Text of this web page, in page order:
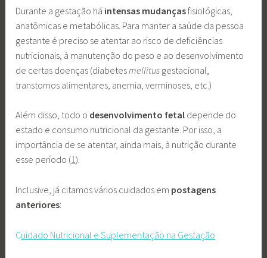
Durante a gestação há intensas mudançasfisiológicas,
anatômicas e metabólicas. Para manter a saúde da pessoa
gestante é preciso se atentar ao risco de deficiências
nutricionais, à manutenção do peso e ao desenvolvimento
de certas doenças (diabetes mellitus gestacional,
transtornos alimentares, anemia, verminoses, etc.)
Além disso, todo o desenvolvimento fetal depende do
estado e consumo nutricional da gestante. Por isso, a
importância de se atentar, ainda mais, à nutrição durante
esse período (1).
Inclusive, já citamos vários cuidados em postagens
anteriores:
Cuidado Nutricional e Suplementação na Gestação